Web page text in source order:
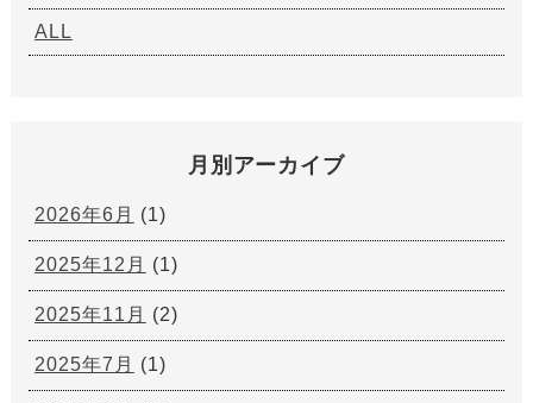
ALL
月別アーカイブ
2026年6月 (1)
2025年12月 (1)
2025年11月 (2)
2025年7月 (1)